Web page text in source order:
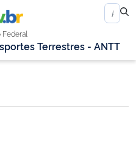
Federal
Terrestres - ANTT